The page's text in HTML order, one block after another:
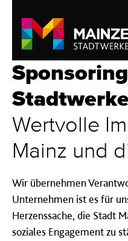
Wertvolle
Mainz und
Wir übernehmen
Unternehmen ist es für
Herzenssache, die Stadt
soziales Engagement zu